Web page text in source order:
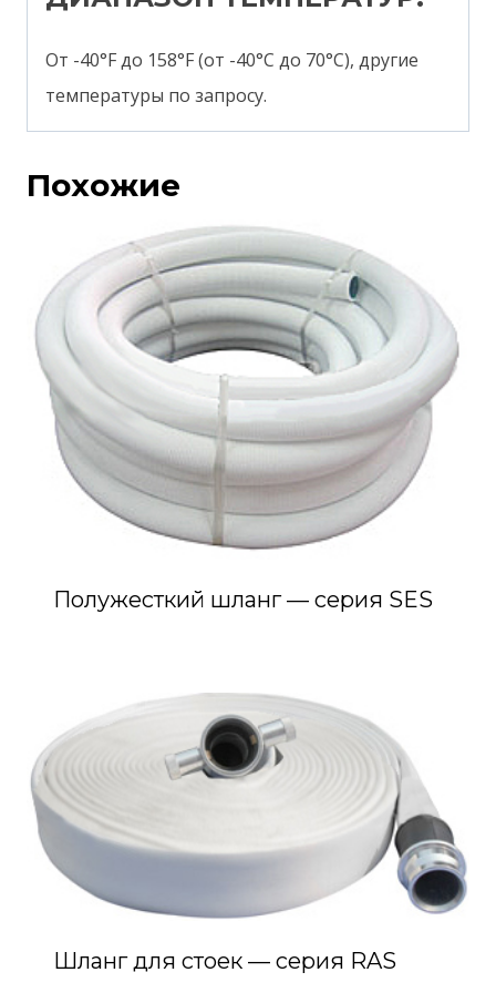
От -40°F до 158°F (от -40°C до 70°C), другие
температуры по запросу.
Похожие
Полужесткий шланг — серия SES
Шланг для стоек — серия RAS